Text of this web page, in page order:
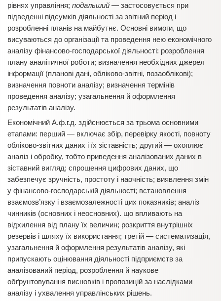
рівнях управління; подальший — застосовується при
підведенні підсумків діяльності за звітний період і
розробленні планів на майбутнє. Основні вимоги, що
висуваються до організації та проведення нею економічного
аналізу фінансово-господарської діяльності: розроблення
плану аналітичної роботи; визначення необхідних джерел
інформації (планові дані, обліково-звітні, позаоблікові);
визначення повноти аналізу; визначення термінів
проведення аналізу; узагальнення й оформлення
результатів аналізу.
Економічний А.ф.г.д. здійснюється за трьома основними
етапами: перший — включає збір, перевірку якості, повноту
обліково-звітних даних і їх зіставність; другий — охоплює
аналіз і обробку, тобто приведення аналізованих даних в
зіставний вигляд; спрощення цифрових даних, що
забезпечує зручність, простоту і наочність; виявлення змін
у фінансово-господарській діяльності; встановлення
взаємозв’язку і взаємозалежності цих показників; аналіз
чинників (основних і неосновних). що впливають на
відхилення від плану їх величин; розкриття внутрішніх
резервів і шляху їх використання; третій — систематизація,
узагальнення й оформлення результатів аналізу, які
припускають оцінювання діяльності підприємств за
аналізований період, розроблення й наукове
обґрунтовування висновків і пропозицій за наслідками
аналізу і ухвалення управлінських рішень.